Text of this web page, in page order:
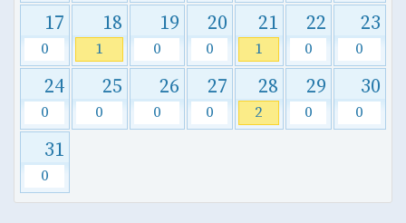
17
0
18
1
19
0
20
0
21
1
22
0
23
0
24
0
25
0
26
0
27
0
28
2
29
0
30
0
31
0